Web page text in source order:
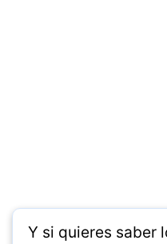
Y si quieres saber